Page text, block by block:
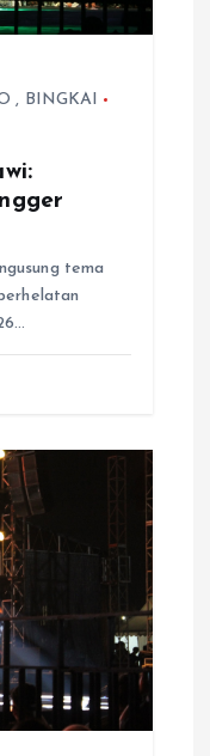
, BINGKAI
tema